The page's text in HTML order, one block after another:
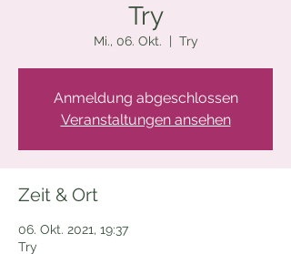
Try
Mi., 06. Okt.
  |
Try
Anmeldung abgeschlossen
Veranstaltungen ansehen
Zeit & Ort
06. Okt. 2021, 19:37
Try